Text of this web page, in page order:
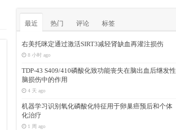
最近 热门 评论 标签
右美托咪定通过激活SIRT3减轻肾缺血再灌注损伤
8 小时 ago
TDP-43 S409/410磷酸化致功能丧失在脑出血后继发性
脑损伤中的作用
4 天 ago
机器学习识别氧化磷酸化特征用于卵巢癌预后和个体
化治疗
1 周 ago